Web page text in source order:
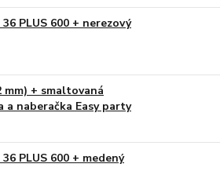
PLUS 600 + nerezový
+ smaltovaná
a naberačka Easy party
PLUS 600 + medený